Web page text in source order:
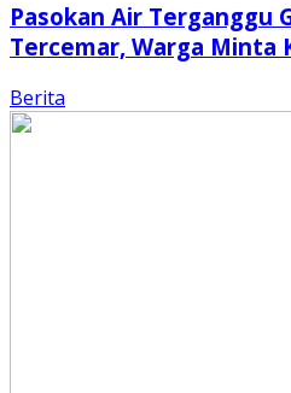
Pasokan Air Terganggu
Tercemar, Warga Minta
Berita